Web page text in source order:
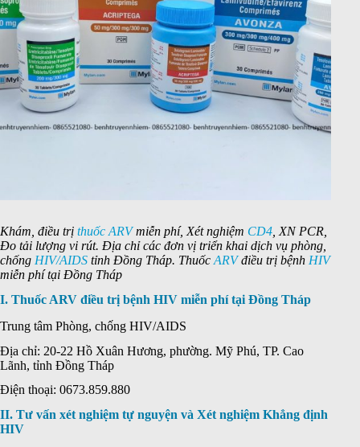
Khám, điều trị thuốc ARVmiễn phí, Xét nghiệm CD4 , XN PCR,
Đo tải lượng vi rút. Địa chỉ các đơn vị triển khai dịch vụ phòng,
chống HIV/AIDS tỉnh Đồng Tháp. Thuốc ARVđiều trị bệnh HIV
miễn phí tại Đồng Tháp
I. Thuốc ARV điều trị bệnh HIV miễn phí tại Đồng Tháp
Trung tâm Phòng, chống HIV/AIDS
Địa chỉ: 20-22 Hồ Xuân Hương, phường. Mỹ Phú, TP. Cao
Lãnh, tỉnh Đồng Tháp
Điện thoại: 0673.859.880
II. Tư vấn xét nghiệm tự nguyện và Xét nghiệm Khẳng định
HIV